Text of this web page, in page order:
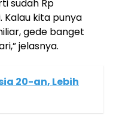
sudah Rp
kita punya
gede banget
jelasnya.
20-an, Lebih